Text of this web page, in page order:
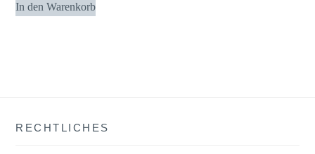
In den Warenkorb
RECHTLICHES